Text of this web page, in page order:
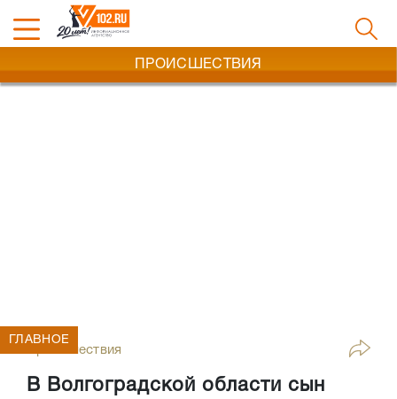
ПРОИСШЕСТВИЯ
Происшествия
В Волгоградской области сын
ГЛАВНОЕ